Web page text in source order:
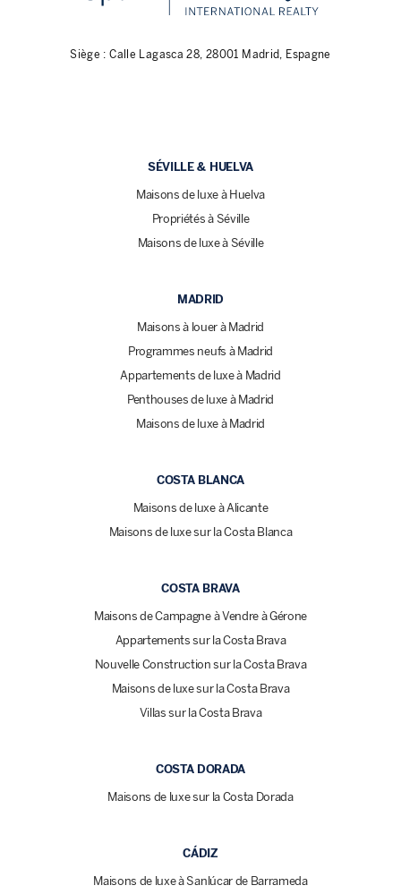
Siège : Calle Lagasca 28, 28001 Madrid, Espagne
SÉVILLE & HUELVA
Maisons de luxe à Huelva
Propriétés à Séville
Maisons de luxe à Séville
MADRID
Maisons à louer à Madrid
Programmes neufs à Madrid
Appartements de luxe à Madrid
Penthouses de luxe à Madrid
Maisons de luxe à Madrid
COSTA BLANCA
Maisons de luxe à Alicante
Maisons de luxe sur la Costa Blanca
COSTA BRAVA
Maisons de Campagne à Vendre à Gérone
Appartements sur la Costa Brava
Nouvelle Construction sur la Costa Brava
Maisons de luxe sur la Costa Brava
Villas sur la Costa Brava
COSTA DORADA
Maisons de luxe sur la Costa Dorada
CÁDIZ
Maisons de luxe à Sanlúcar de Barrameda